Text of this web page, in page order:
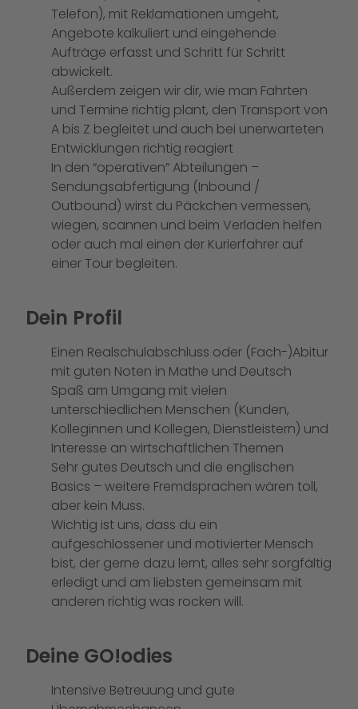
Telefon), mit Reklamationen umgeht,
Angebote kalkuliert und eingehende
Aufträge erfasst und Schritt für Schritt
abwickelt.
Außerdem zeigen wir dir, wie man Fahrten
und Termine richtig plant, den Transport von
A bis Z begleitet und auch bei unerwarteten
Entwicklungen richtig reagiert
In den “operativen” Abteilungen –
Sendungsabfertigung (Inbound /
Outbound) wirst du Päckchen vermessen,
wiegen, scannen und beim Verladen helfen
oder auch mal einen der Kurierfahrer auf
einer Tour begleiten.
Dein Profil
Einen Realschulabschluss oder (Fach-)Abitur
mit guten Noten in Mathe und Deutsch
Spaß am Umgang mit vielen
unterschiedlichen Menschen (Kunden,
Kolleginnen und Kollegen, Dienstleistern) und
Interesse an wirtschaftlichen Themen
Sehr gutes Deutsch und die englischen
Basics – weitere Fremdsprachen wären toll,
aber kein Muss.
Wichtig ist uns, dass du ein
aufgeschlossener und motivierter Mensch
bist, der gerne dazu lernt, alles sehr sorgfältig
erledigt und am liebsten gemeinsam mit
anderen richtig was rocken will.
Deine GO!odies
Intensive Betreuung und gute